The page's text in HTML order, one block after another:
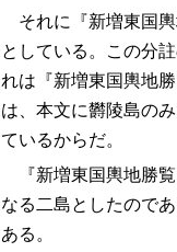
それに『新増東国
としている。この分
れは『新増東国輿地
は、本文に欝陵島の
ているからだ。
『新増東国輿地勝
なる二島としたので
ある。